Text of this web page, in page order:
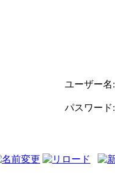
ユーザー名:
パスワード: